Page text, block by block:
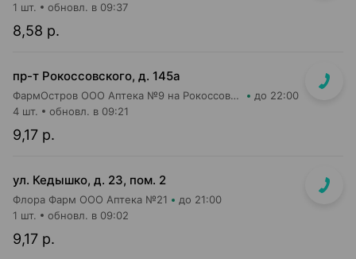
8,58 р.
1 шт. обновл. в 09:37
пр-т Рокоссовского, д. 145а
ФармОстров ООО Аптека №9 на Рокоссовского до 22:00
9,17 р.
4 шт. обновл. в 09:21
ул. Кедышко, д. 23, пом. 2
Флора Фарм ООО Аптека №21 до 21:00
9,17 р.
1 шт. обновл. в 09:02